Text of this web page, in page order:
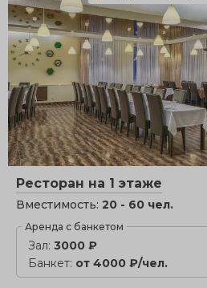
Ресторан на 1 этаже
Вместимость: 20 - 60 чел.
Аренда с банкетом
Зал: 3000 ₽
Банкет: от 4000 ₽/чел.